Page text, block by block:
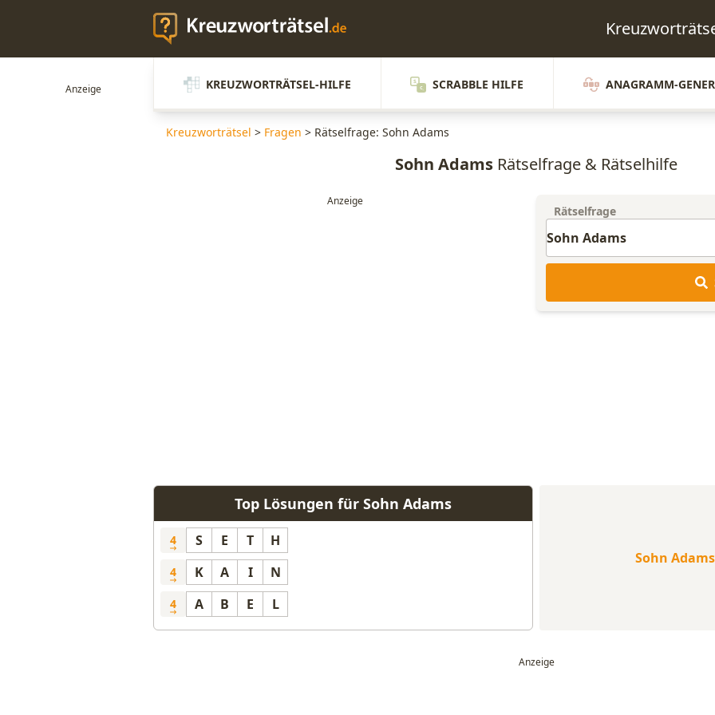
KREUZWORTRÄTSEL-HILFE SCRABBLE HILFE ANAGRAMM-
Kreuzworträtsel > Fragen > Rätselfrage: Sohn Adams
Sohn Adams Rätselfrage & Rätselhilfe
Rätselfrage
Top Lösungen für Sohn Adams
4 S E T H
4 K A I N
4 A B E L
Sohn Adams